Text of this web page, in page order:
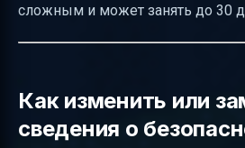
сложным и может занять до 30
Как изменить или
сведения о